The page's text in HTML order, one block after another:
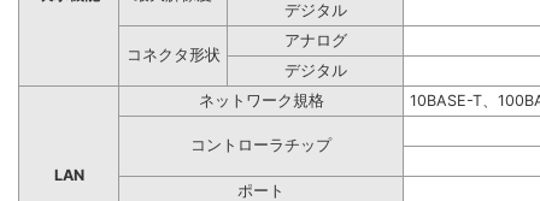
デジタル
コネクタ形状
アナログ
デジタル
LAN
ネットワーク規格 10BASE-T、
コントローラチップ
ポート